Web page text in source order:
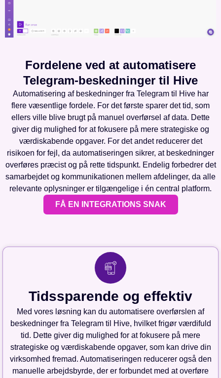
Fordelene ved at automatisere
Telegram-beskedninger til Hive
Automatisering af beskedninger fra Telegram til Hive har
flere væsentlige fordele. For det første sparer det tid, som
ellers ville blive brugt på manuel overførsel af data. Dette
giver dig mulighed for at fokusere på mere strategiske og
værdiskabende opgaver. For det andet reducerer det
risikoen for fejl, da automatiseringen sikrer, at beskedninger
overføres præcist og på rette tidspunkt. Endelig forbedrer det
samarbejdet og kommunikationen mellem afdelinger, da alle
relevante oplysninger er tilgængelige i én central platform.
FÅ EN INTEGRATIONS SNAK
Tidssparende og effektiv
Med vores løsning kan du automatisere overførslen af
beskedninger fra Telegram til Hive, hvilket frigør værdifuld
tid. Dette giver dig mulighed for at fokusere på mere
strategiske og værdiskabende opgaver, som kan drive din
virksomhed fremad. Automatiseringen reducerer også den
manuelle arbejdsbyrde, der er forbundet med at overføre